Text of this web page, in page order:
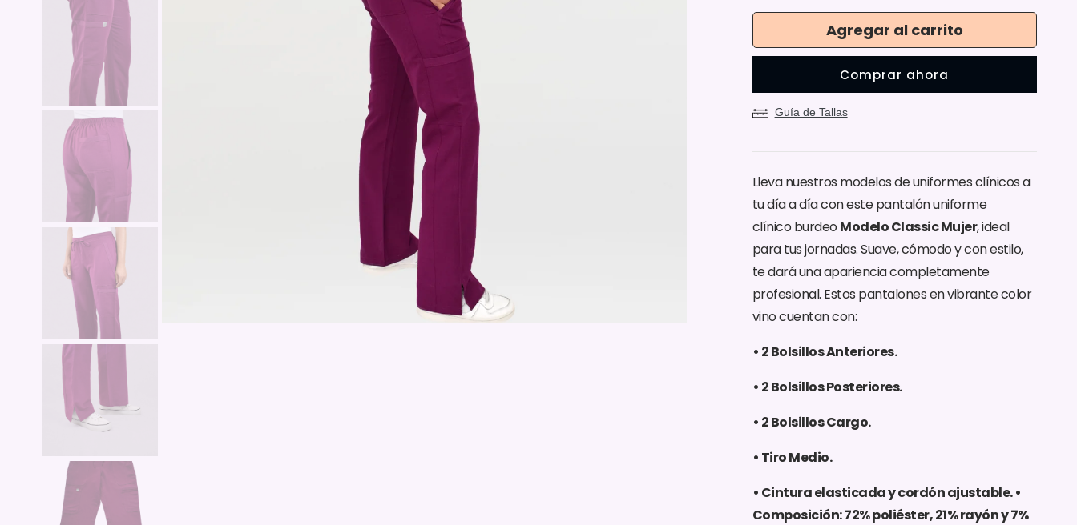
para
Classic
Mujer
para
Pantalón
Modelo
Classic
Burdeo
Mujer
Agregar al carrito
Comprar ahora
Guía de Tallas
Lleva nuestros modelos de uniformes clínicos a
tu día a día con este pantalón uniforme
clínico burdeo Modelo Classic Mujer, ideal
para tus jornadas.Suave, cómodo y con estilo,
te dará una apariencia completamente
profesional. Estos pantalones en vibrante color
vino cuentan con:
• 2 Bolsillos Anteriores.
• 2 Bolsillos Posteriores.
• 2 Bolsillos Cargo.
• Tiro Medio.
• Cintura elasticada y cordón ajustable.•
Composición: 72% poliéster, 21% rayón y 7%